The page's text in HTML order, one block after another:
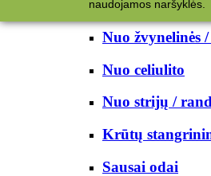
Kūno prausikliai
Nuo žvynelinės
Nuo celiulito
Nuo strijų /
Krūtų
Sausai odai
naudojamos naršyklės.